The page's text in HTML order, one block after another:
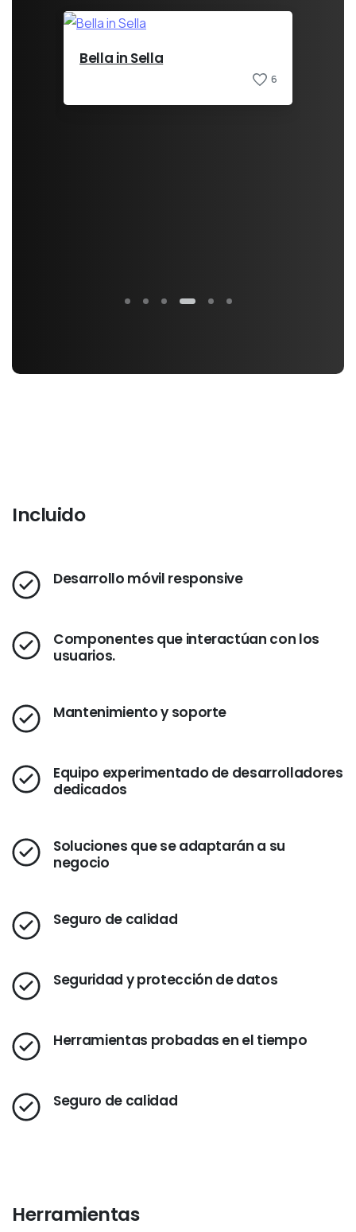
Bella in Sella
Incluido
Desarrollo móvil responsive
Componentes que interactúan con los
usuarios.
Mantenimiento y soporte
Equipo experimentado de desarrolladores
dedicados
Soluciones que se adaptarán a su
negocio
Seguro de calidad
Seguridad y protección de datos
Herramientas probadas en el tiempo
Seguro de calidad
Herramientas